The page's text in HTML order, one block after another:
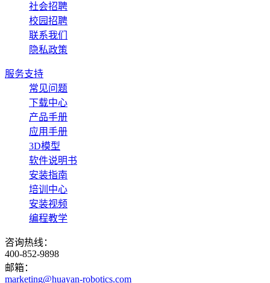
社会招聘
校园招聘
联系我们
隐私政策
服务支持
常见问题
下载中心
产品手册
应用手册
3D模型
软件说明书
安装指南
培训中心
安装视频
编程教学
咨询热线：
400-852-9898
邮箱：
marketing@huayan-robotics.com